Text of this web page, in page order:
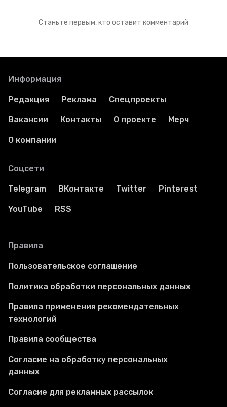
Станьте первым, кто оставит комментарий
Информация
Редакция Реклама Спецпроекты
Вакансии Контакты О проекте Мерч
О компании
Соцсети
Telegram ВКонтакте Twitter Pinterest
YouTube RSS
Правила
Пользовательское соглашение
Политика обработки персональных данных
Правила применения рекомендательных
технологий
Правила сообщества
Согласие на обработку персональных
данных
Согласие для рекламных рассылок